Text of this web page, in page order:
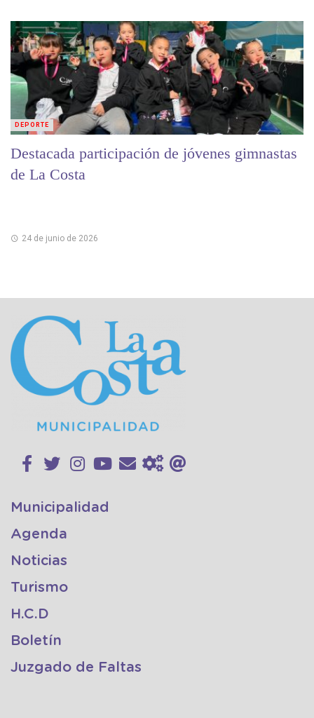
Destacada participación de jóvenes gimnastas
de La Costa
24 de junio de 2026
DEPORTE
Municipalidad
Agenda
Noticias
Turismo
H.C.D
Boletín
Juzgado de Faltas